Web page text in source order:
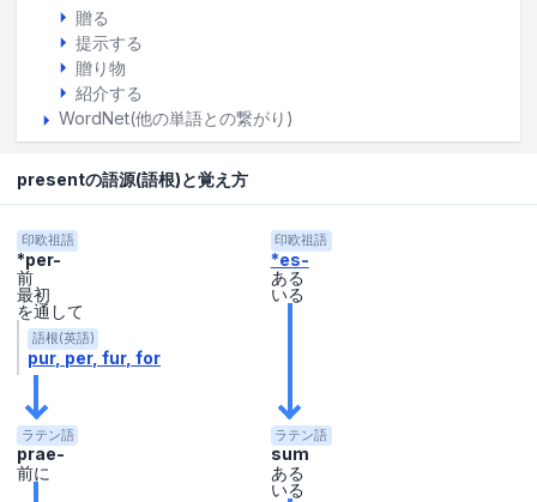
贈る
提示する
贈り物
紹介する
WordNet(他の単語との繋がり)
presentの語源(語根)と覚え方
印欧祖語
*per-
前
最初
を通して
語根(英語)
pur per fur for
印欧祖語
*es-
ある
いる
ラテン語
prae-
前に
ラテン語
sum
ある
いる